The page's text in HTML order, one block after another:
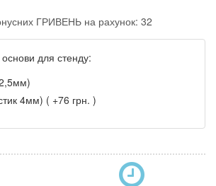
ГРИВЕНЬ на рахунок: 32
для стенду:
4мм) ( +76 грн. )